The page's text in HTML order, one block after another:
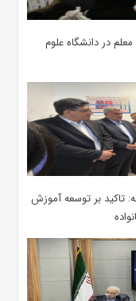
در دانشگاه علوم
تاکید بر توسعه آموزش